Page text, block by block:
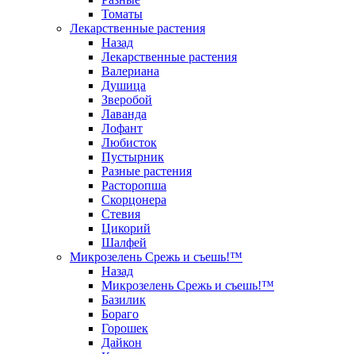
Томаты
Лекарственные растения
Назад
Лекарственные растения
Валериана
Душица
Зверобой
Лаванда
Лофант
Любисток
Пустырник
Разные растения
Расторопша
Скорцонера
Стевия
Цикорий
Шалфей
Микрозелень Срежь и съешь!™
Назад
Микрозелень Срежь и съешь!™
Базилик
Бораго
Горошек
Дайкон